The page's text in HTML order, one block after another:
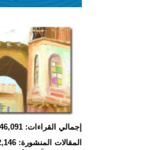
إجمالي القراءات: 5,146,091
المقالات المنشورة: 2,146